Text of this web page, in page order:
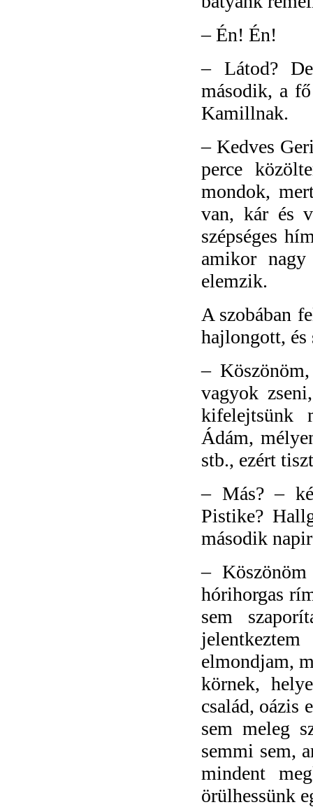
–Én! Én!
– Látod?
második, a
Kamillnak.
– Kedves
perce
mondok,
van, kár és
szépséges
amikor
elemzik.
A szobában
hajlongott, és
–
vagyok
kifelejtsünk
Ádám,
stb., ezért
– Más? –
Pistike?
második
–
hórihorgas
sem
elmondjam,
körnek,
család, oázis
sem meleg
semmi sem,
mindent
örülhessünk